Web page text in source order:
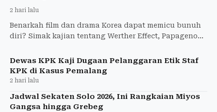
2 hari lalu
Benarkah film dan drama Korea dapat memicu bunuh
diri? Simak kajian tentang Werther Effect, Papageno
Dewas KPK Kaji Dugaan Pelanggaran Etik Staf
KPK di Kasus Pemalang
2 hari lalu
Jadwal Sekaten Solo 2026, Ini Rangkaian Miyos
Gangsa hingga Grebeg